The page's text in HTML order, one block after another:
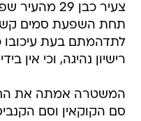
צעיר כבן 29
תחת השפעת סמים
לתדהמתם בעת עיכובו
רישיון נהיגה, וכי אין
המשטרה אמתה את
סם הקוקאין וסם